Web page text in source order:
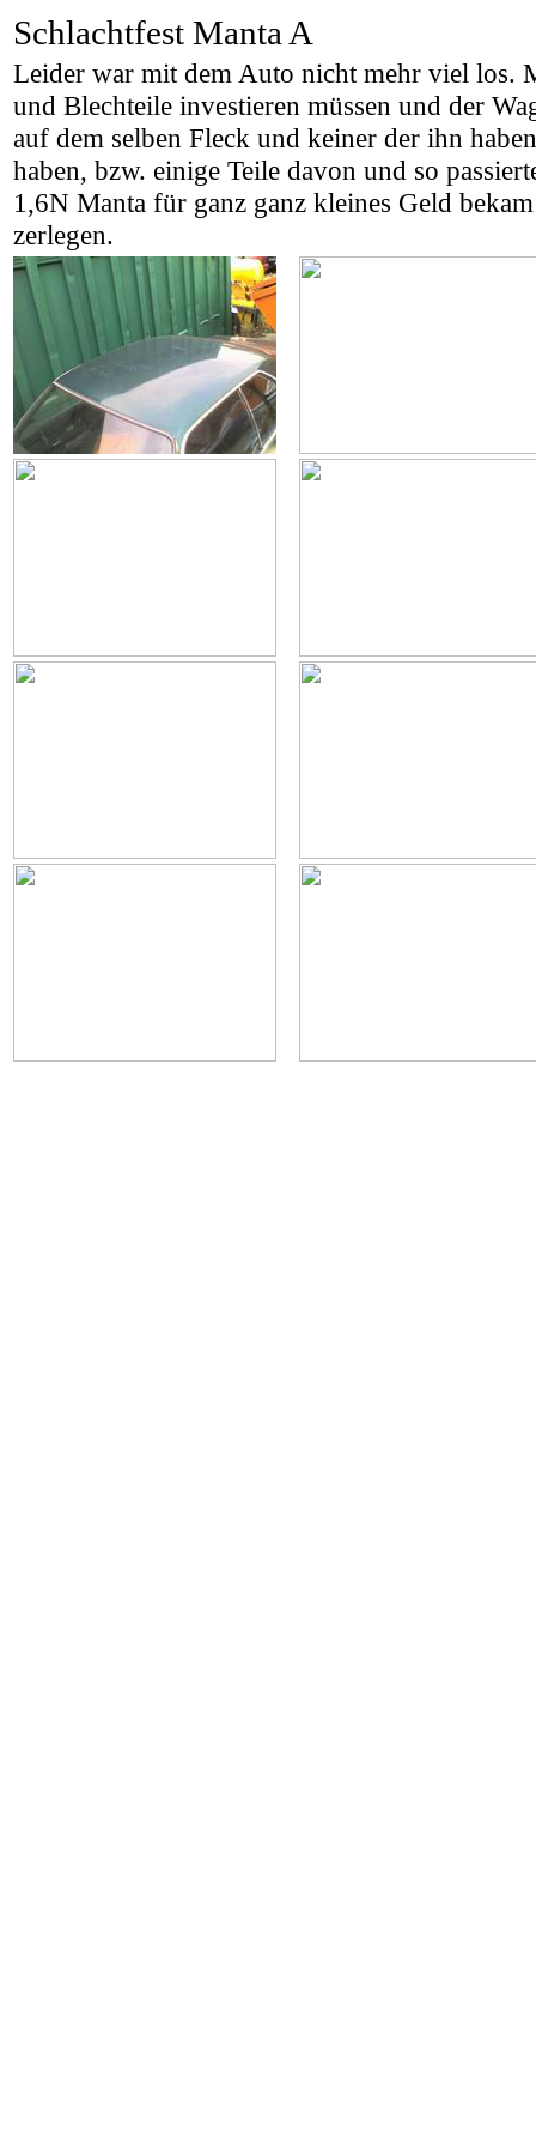
Schlachtfest Manta A
Leider war mit dem Auto nicht mehr viel los.
und Blechteile investieren müssen und der
auf dem selben Fleck und keiner der ihn
haben, bzw. einige Teile davon und so
1,6N Manta für ganz ganz kleines Geld
zerlegen.